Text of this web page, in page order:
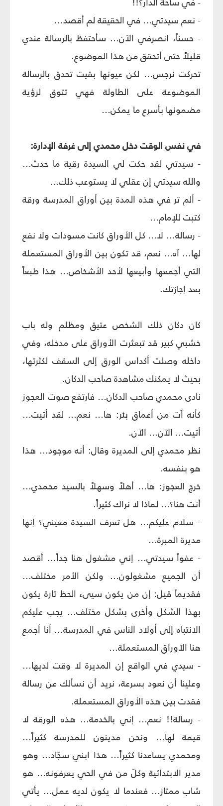
- نعم سيدتي... في الحقيقة لم أقصد...
- حسناً، انصرفي الآن... سأحتفظ بالرسالة عندي
قليلاً حتى أتحقق من هذا الموضوع.
تحركت نرجس... لكن عيونها بقيت تحدق بالرسالة
الموضوعة على الطاولة فهي تتوق لرؤية
مضمونها بأسرع ما يمكن...
في نفس الوقت دخل محمدي إلى غرفة الإدارة:
- سيدتي لقد حكت لي السيدة رقية ما حدث...
والله سيدتي إن عقلي لا يستوعب ذلك...
- ألم تر في هذه المدة بين أوراق المدرسة ورقة
كتبت للإمام...
- رسالة... لا... كل الأوراق كانت مسودات ولا نفع
لها... آه... نعم، قد تكون بين الأوراق المستعملة
التي أجمعها وأبيعها لأحد الأشخاص... هذا طبعاً
بعد إجازتك.
كان دكان ذلك الشخص عتيق ومظلم وله باب
خشبي كبير قد تبعثرت الأوراق على مدخله، وفي
داخله وصلت أكداس الورق إلى السقف لكثرتها،
بحيث لا يمكنك مشاهدة صاحب الدكان.
نادى محمدي صاحب الدكان... فارتفع صوت العجوز
كأنه آت من أعماق بئر: ها... نعم... لقد أتيت...
أتيت... الآن... الآن.
نظر محمدي إلى المديرة وقال: أنه موجود... هذا
هو بنفسه.
خرج العجوز: ها... أهلاً وسهلاً بالسيد محمدي...
أنت هنا؟... لماذا لا نراك كثيراً.
- سلام عليكم... هل تعرف السيدة معيني؟ إنها
مديرة المبرة...
- عفواً سيدتي... إني مشغول هنا جداً... أقصد
أن الجميع مشغولون... ولكن الأمر مختلف...
فقديماً قيل: إن من يكون سيىء الحظ تارة يكون
بهذا الشكل وأخرى بشكل مختلف... يجب عليكم
الانتباه إلى أولاد الناس في المدرسة... أنا أجمع
هنا الأوراق المستعملة...
- سيدي في الواقع إن المديرة لا وقت لديها...
وعلينا أن نعود بسرعة، نريد أن نسألك عن رسالة
فقدت بين هذه الأوراق المستعملة.
- رسالة!! نعم... إني بالخدمة... هذه الورقة لا
قيمة لها... ونحن مدينون للمدرسة كثيراً...
ومحمدي يساعدنا كثيراً... هذا ابني سجَّاد... وهو
مدير الابتدائية وكلّ من في الحي يعرفونه... هو
شاب ممتاز... فعندما لا يكون لديه عمل... يأتي